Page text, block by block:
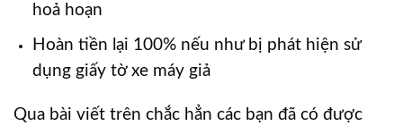
hoả hoạn
Hoàn tiền lại 100% nếu như bị phát hiện sử
dụng giấy tờ xe máy giả
Qua bài viết trên chắc hẳn các bạn đã có được